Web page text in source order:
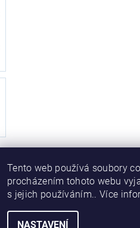
Tento web používá soubory
procházením tohoto webu
s jejich používáním.. Více
NASTAVENÍ